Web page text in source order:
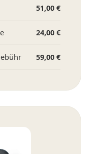
51,00 €
24,00 €
59,00 €